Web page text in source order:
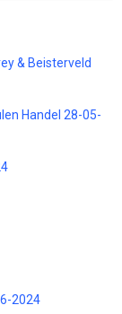
& Beisterveld
Handel 28-05-
2024